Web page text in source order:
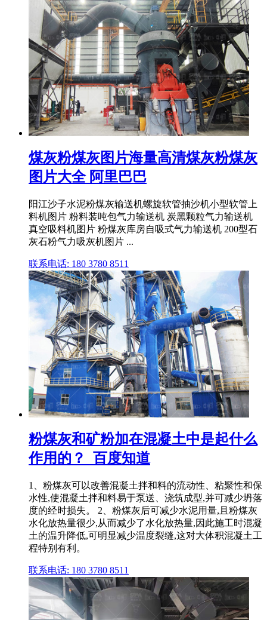
煤灰粉煤灰图片海量高清煤灰粉煤灰
图片大全 阿里巴巴
阳江沙子水泥粉煤灰输送机螺旋软管抽沙机小型软管上
料机图片 粉料装吨包气力输送机 炭黑颗粒气力输送机
真空吸料机图片 粉煤灰库房自吸式气力输送机 200型石
灰石粉气力吸灰机图片 ...
联系电话: 180 3780 8511
粉煤灰和矿粉加在混凝土中是起什么
作用的？_百度知道
1、粉煤灰可以改善混凝土拌和料的流动性、粘聚性和保
水性,使混凝土拌和料易于泵送、浇筑成型,并可减少坍落
度的经时损失。 2、粉煤灰后可减少水泥用量,且粉煤灰
水化放热量很少,从而减少了水化放热量,因此施工时混凝
土的温升降低,可明显减少温度裂缝,这对大体积混凝土工
程特别有利。
联系电话: 180 3780 8511